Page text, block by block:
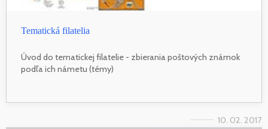
Tematická filatelia
Úvod do tematickej filatelie - zbierania poštových známok
podľa ich námetu (témy)
10. 02. 2017